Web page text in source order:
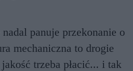
panuje przekonanie o
mechaniczna to drogie
trzeba płacić... i tak